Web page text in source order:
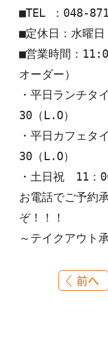
■TEL ： 048-
■定休日：水曜日
■営業時間：
オーダー）
・平日ランチタ
30（L.O）
・平日カフェタ
30（L.O）
・土日祝　11：
お電話でご予約
ぞ！！！
～テイクアウト
前へ